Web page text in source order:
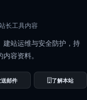
长工具内容
建站运维与安全防护，持
容资料。
送邮件 了解本站